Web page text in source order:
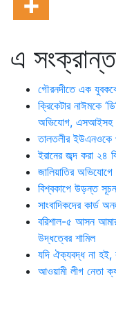
এ
গৌরনদীতে এক
ক্রিকেটার নাঈমকে
অভিযোগ, এসআইসহ
তালতলীর ইউএনওকে
ইরানের জব্দ করা ২৪
জালিয়াতির
বিশ্বকাপে উড়ন্ত
সাংবাদিকদের কার্ড
বরিশাল-৫ আসন
উদ্ধত্বের শামিল
যদি ঐক্যবদ্ধ না হই,
আওয়ামী লীগ নেতা